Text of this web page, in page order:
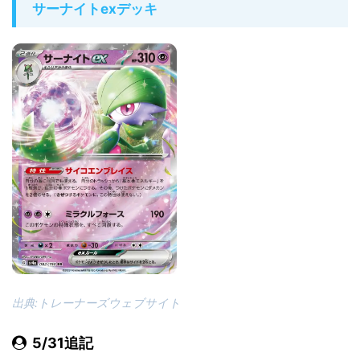
サーナイトexデッキ
出典:トレーナーズウェブサイト
5/31追記